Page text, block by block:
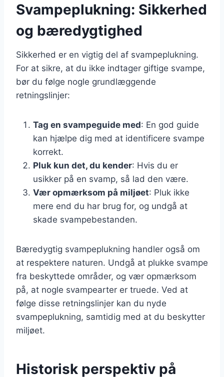
Svampeplukning: Sikkerhed
og bæredygtighed
Sikkerhed er en vigtig del af svampeplukning.
For at sikre, at du ikke indtager giftige svampe,
bør du følge nogle grundlæggende
retningslinjer:
Tag en svampeguide med: En god guide
kan hjælpe dig med at identificere svampe
korrekt.
Pluk kun det, du kender: Hvis du er
usikker på en svamp, så lad den være.
Vær opmærksom på miljøet: Pluk ikke
mere end du har brug for, og undgå at
skade svampebestanden.
Bæredygtig svampeplukning handler også om
at respektere naturen. Undgå at plukke svampe
fra beskyttede områder, og vær opmærksom
på, at nogle svampearter er truede. Ved at
følge disse retningslinjer kan du nyde
svampeplukning, samtidig med at du beskytter
miljøet.
Historisk perspektiv på